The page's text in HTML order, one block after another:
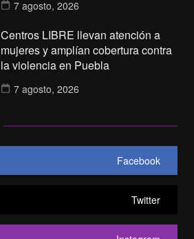
7 agosto, 2026
Centros LIBRE llevan atención a
mujeres y amplían cobertura contra
la violencia en Puebla
7 agosto, 2026
Facebook
Twitter